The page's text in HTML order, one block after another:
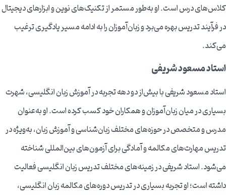
کلاس‌های درس است. او به‌طور مستمر از تکنیک‌های نوین و ابزارهای دیجیتال
در فرآیند تدریس بهره می‌برد و زبان‌آموزان را به ادامه مسیر یادگیری ترغیب
می‌کند.
استاد مسعود شریفی
استاد مسعود شریفی با بیش‌از دو دهه تجربه در آموزش زبان انگلیسی، شهرت
بسیاری در میان زبان‌آموزان و همکاران خود کسب کرده است. او به‌عنوان
مدرس و متخصص در حوزه‌های مختلف زبان‌شناسی و آموزش زبان، به‌ویژه در
تدریس مهارت‌های مکالمه و آمادگی برای آزمون‌های بین‌المللی شناخته
می‌شود. استاد شریفی در زمینه‌های مختلف تدریس زبان انگلیسی فعالیت
داشته است؛ او تجربه بسیاری در تدریس دوره‌های مکالمه زبان انگلیسی،